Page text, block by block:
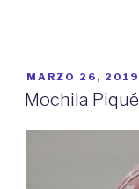
PUBLICADO
EL
MARZO 26, 2019
Mochila Piqué